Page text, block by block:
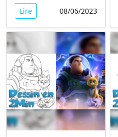
Lire 08/06/2023